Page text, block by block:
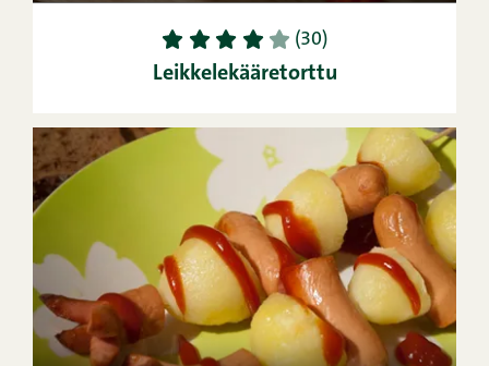
1 2 3 4 5 (30)
Leikkelekääretorttu